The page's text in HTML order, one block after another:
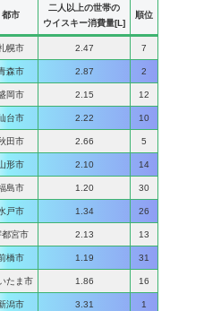
都市
二人以上の世帯の
ウイスキー消費量[L]
順位
幌市 2.47 7
森市 2.87 2
岡市 2.15 12
台市 2.22 10
田市 2.66 5
形市 2.10 14
島市 1.20 30
戸市 1.34 26
都宮市 2.13 13
橋市 1.19 31
たま市 1.86 16
潟市 3.31 1